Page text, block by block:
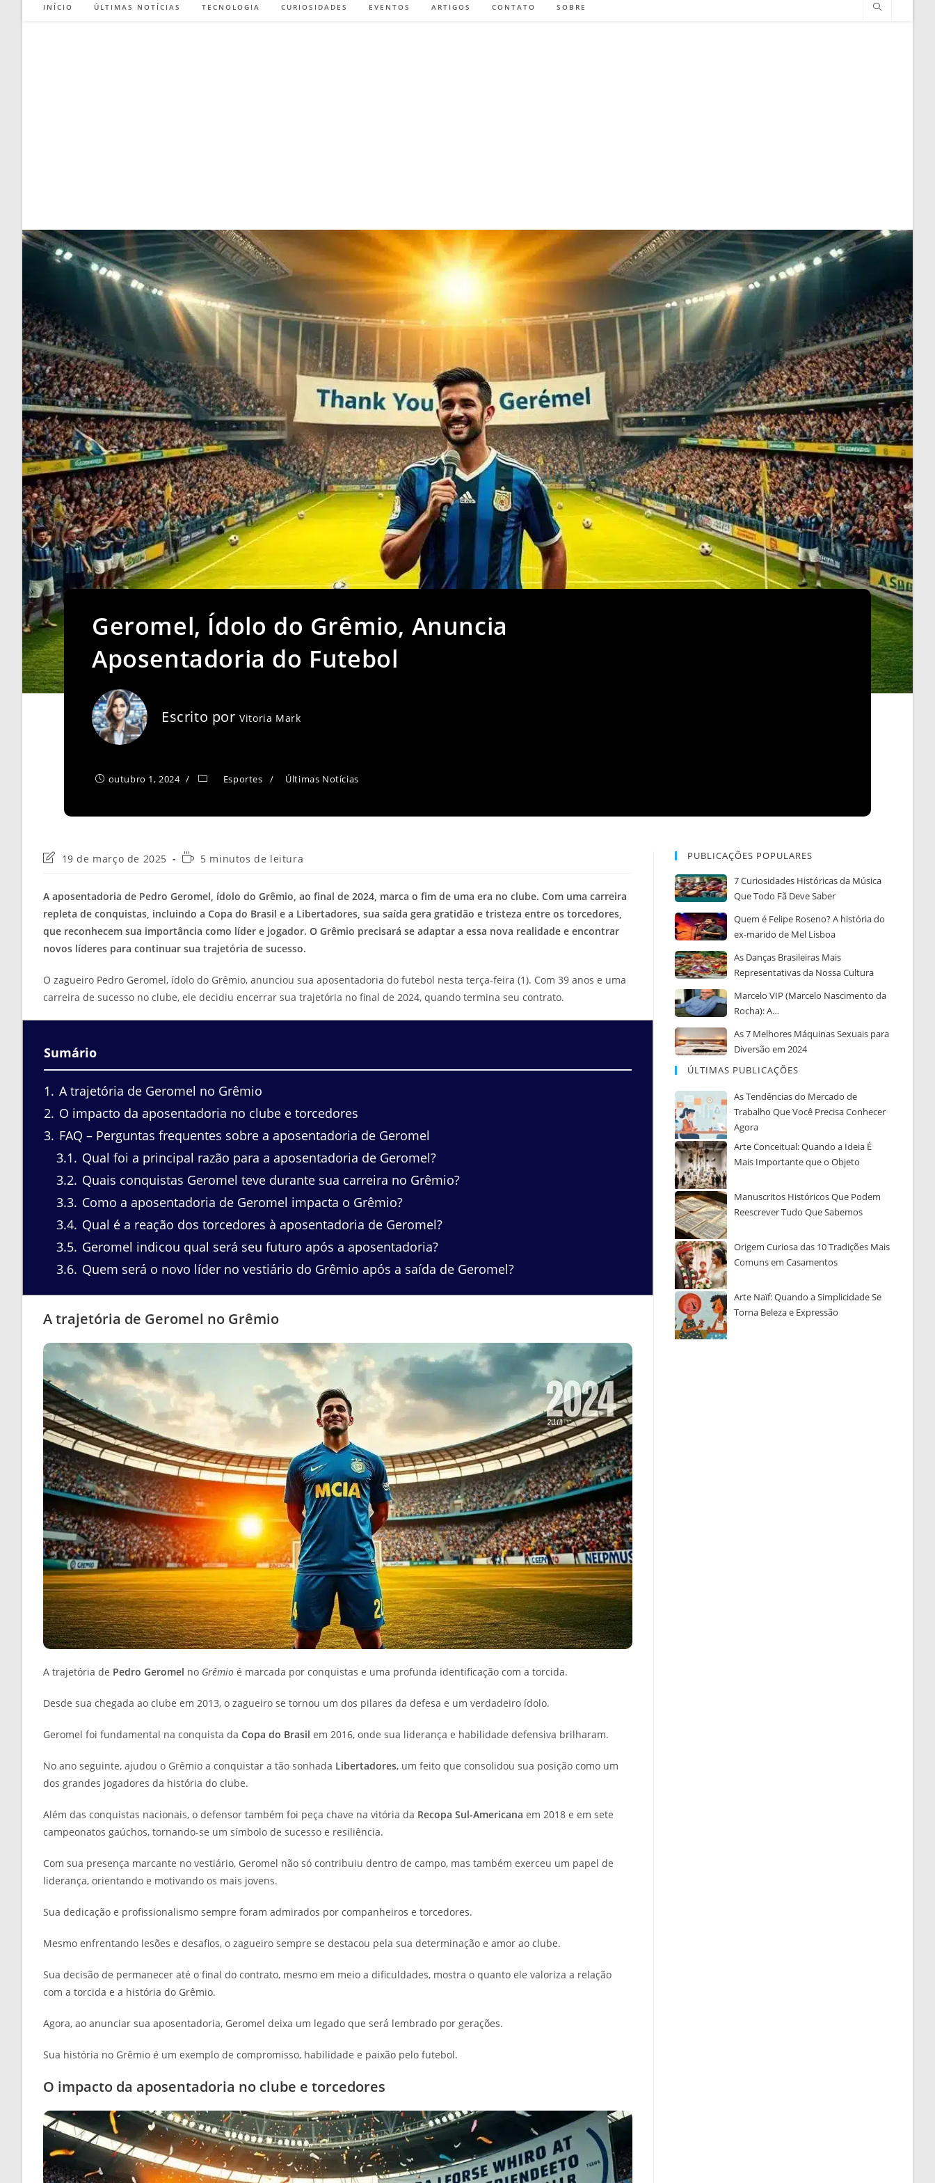
INÍCIO ÚLTIMAS NOTÍCIAS TECNOLOGIA CURIOSIDADES EVENTOS ARTIGOS CONTATO SOBRE
Geromel, Ídolo do Grêmio, Anuncia
Aposentadoria do Futebol
Escrito porVitoria Mark
outubro 1, 2024 Esportes / Últimas Notícias
Última
post:
19 de março de 2025
Tempo5 minutos de leitura
A aposentadoria de Pedro Geromel, ídolo do Grêmio, ao final de 2024, marca o fim de uma era no clube. Com uma carreira
repleta de conquistas, incluindo a Copa do Brasil e a Libertadores, sua saída gera gratidão e tristeza entre os torcedores,
que reconhecem sua importância como líder e jogador. O Grêmio precisará se adaptar a essa nova realidade e encontrar
novos líderes para continuar sua trajetória de sucesso.
O zagueiro Pedro Geromel, ídolo do Grêmio, anunciou sua aposentadoria do futebol nesta terça-feira (1). Com 39 anos e uma
carreira de sucesso no clube, ele decidiu encerrar sua trajetória no final de 2024, quando termina seu contrato.
Sumário
1
A trajetória de Geromel no Grêmio
2 O impacto da aposentadoria no clube e torcedores
3 FAQ – Perguntas frequentes sobre a aposentadoria de Geromel
3.1
Qual foi a principal razão para a aposentadoria de Geromel?
3.2 Quais conquistas Geromel teve durante sua carreira no Grêmio?
3.3 Como a aposentadoria de Geromel impacta o Grêmio?
3.4 Qual é a reação dos torcedores à aposentadoria de Geromel?
3.5 Geromel indicou qual será seu futuro após a aposentadoria?
3.6 Quem será o novo líder no vestiário do Grêmio após a saída de Geromel?
A trajetória de Geromel no Grêmio
A trajetória de Pedro Geromel no Grêmio é marcada por conquistas e uma profunda identificação com a torcida.
Desde sua chegada ao clube em 2013, o zagueiro se tornou um dos pilares da defesa e um verdadeiro ídolo.
Geromel foi fundamental na conquista da Copa do Brasil em 2016, onde sua liderança e habilidade defensiva brilharam.
No ano seguinte, ajudou o Grêmio a conquistar a tão sonhada Libertadores, um feito que consolidou sua posição como um
dos grandes jogadores da história do clube.
Além das conquistas nacionais, o defensor também foi peça chave na vitória da Recopa Sul-Americana em 2018 e em sete
campeonatos gaúchos, tornando-se um símbolo de sucesso e resiliência.
Com sua presença marcante no vestiário, Geromel não só contribuiu dentro de campo, mas também exerceu um papel de
liderança, orientando e motivando os mais jovens.
Sua dedicação e profissionalismo sempre foram admirados por companheiros e torcedores.
Mesmo enfrentando lesões e desafios, o zagueiro sempre se destacou pela sua determinação e amor ao clube.
Sua decisão de permanecer até o final do contrato, mesmo em meio a dificuldades, mostra o quanto ele valoriza a relação
com a torcida e a história do Grêmio.
Agora, ao anunciar sua aposentadoria, Geromel deixa um legado que será lembrado por gerações.
Sua história no Grêmio é um exemplo de compromisso, habilidade e paixão pelo futebol.
O impacto da aposentadoria no clube e torcedores
PUBLICAÇÕES POPULARES
7 Curiosidades Históricas da Música
Que Todo Fã Deve Saber
Quem é Felipe Roseno? A história do
ex-marido de Mel Lisboa
As Danças Brasileiras Mais
Representativas da Nossa Cultura
Marcelo VIP (Marcelo Nascimento da
Rocha): A…
As 7 Melhores Máquinas Sexuais para
Diversão em 2024
ÚLTIMAS PUBLICAÇÕES
As Tendências do Mercado de
Trabalho Que Você Precisa Conhecer
Agora
Arte Conceitual: Quando a Ideia É
Mais Importante que o Objeto
Manuscritos Históricos Que Podem
Reescrever Tudo Que Sabemos
Origem Curiosa das 10 Tradições Mais
Comuns em Casamentos
Arte Naïf: Quando a Simplicidade Se
Torna Beleza e Expressão